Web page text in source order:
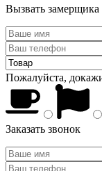
Вызвать замерщика
Пожалуйста,
Заказать звонок